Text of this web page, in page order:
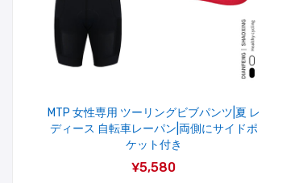
MTP 女性専用 ツーリングビブパンツ|夏 レ
ディース 自転車レーパン|両側にサイドポ
ケット付き
¥5,580